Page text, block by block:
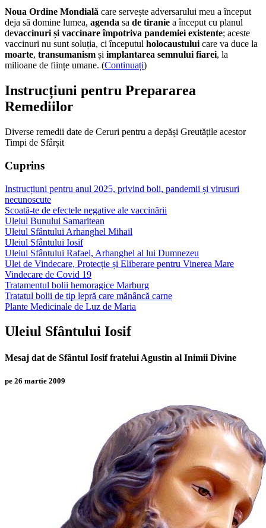
Noua Ordine Mondială care servește adversarului meu a început
deja să domine lumea, agenda sa de tiranie a început cu planul
devaccinuri și vaccinare împotriva pandemiei existente; aceste
vaccinuri nu sunt soluția, ci începutul holocaustului care va duce la
moarte, transumanism și implantarea semnului fiarei, la
milioane de ființe umane. (Continuați)
Instrucțiuni pentru Prepararea
Remediilor
Diverse remedii date de Ceruri pentru a depăși Greutățile acestor
Timpi de Sfârșit
Cuprins
Instrucțiuni pentru anul 2025, privind boli, pandemii și virusuri
necunoscute
Scoată-te de efectele negative ale vaccinării
Uleiul Bunului Samaritean
Uleiul Sfântului Arhanghel Mihail
Uleiul Sfântului Iosif
Uleiul Sfântului Rafael, Arhanghel al lui Dumnezeu
Ulei de Vindecare, Protecție și Eliberare pentru Vinerea Mare
Vindecare de Covid 19
Tratamentul bolii hemoragice Marburg
Tratatul bolii de tip lepră care mănâncă carne
Plante Medicinale de Luz de Maria
Uleiul Sfântului Iosif
Mesaj dat de Sfântul Iosif fratelui Agustin al Inimii Divine
pe 26 martie 2009